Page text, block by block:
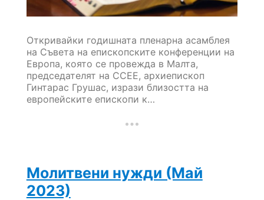
Откривайки годишната пленарна асамблея
на Съвета на епископските конференции на
Европа, която се провежда в Малта,
председателят на CCEE, архиепископ
Гинтарас Грушас, изрази близостта на
европейските епископи к…
Молитвени нужди (Май
2023)